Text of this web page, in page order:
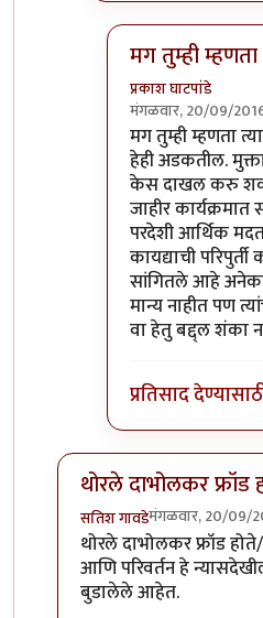
मग तुम्ही
प्रकाश घाटपांडे
मंगळवार, 20/09/
In reply to
मग तुम्ही म्हणता
हेही अडकतील.
केस दाखल करु
जाहीर
परदेशी आर्थिक
कायद्याची
सांगितले आहे
मान्य नाहीत पण
वा हेतु बद्द्ल शंका
प्रतिसाद
थोरले दाभोलकर
सतिश गावडेमंगळवार, 20/09/
In reply toप्रकाश
थोरले दाभोलकर फ्रॉड
आणि परिवर्तन हे
बुडालेले आहेत.